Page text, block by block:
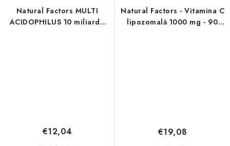
Natural Factors MULTI
ACIDOPHILUS 10 miliarde
€12,04
Natural Factors - Vitamina C
lipozomală 1000 mg - 90
€19,08